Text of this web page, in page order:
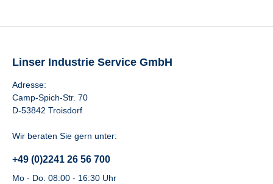
Linser Industrie Service GmbH
Adresse:
Camp-Spich-Str. 70
D-53842 Troisdorf
Wir beraten Sie gern unter:
+49 (0)2241 26 56 700
Mo - Do. 08:00 - 16:30 Uhr